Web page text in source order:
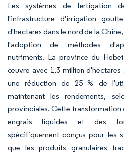
Les systèmes de fertigation
l'infrastructure d'irrigation
d'hectares dans le nord de la
l'adoption de méthodes
nutriments. La province du
œuvre avec 1,3 million
une réduction de 25 % de
maintenant les rendements,
provinciales. Cette transformation
engrais liquides et des
spécifiquement conçus pour les
que les produits granulaires